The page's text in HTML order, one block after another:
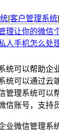
客户管理系统
理让你的微信
人手机怎么处
统可以帮助企
统可以通过云
管理系统可以
信账号，支持
业微信管理系